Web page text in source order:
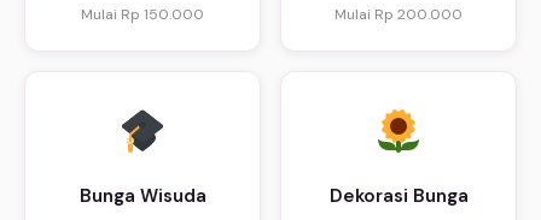
Mulai Rp 150.000 Mulai Rp 200.000
Bunga Wisuda Dekorasi Bunga